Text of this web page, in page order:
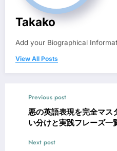
Takako
Add your Biographical
View All Posts
Previous post
悪の英語表現を完全マス
い分けと実践フレーズ一
Next post